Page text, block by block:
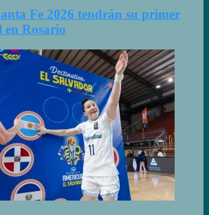
Fe 2026 tendrán su primer
en Rosario